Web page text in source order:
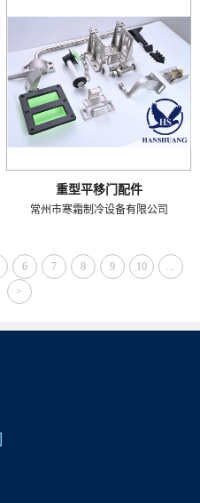
重型平移门配件
常州市寒霜制冷设备有限公司
6 7 8 9 10
...
>